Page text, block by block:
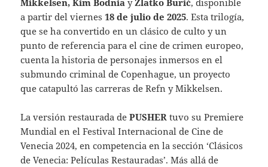
a partir del viernes 18 de julio de 2025. Esta trilogía,
que se ha convertido en un clásico de culto y un
punto de referencia para el cine de crimen europeo,
cuenta la historia de personajes inmersos en el
submundo criminal de Copenhague, un proyecto
que catapultó las carreras de Refn y Mikkelsen.
La versión restaurada dePUSHER tuvo su Premiere
Mundial en el Festival Internacional de Cine de
Venecia 2024, en competencia en la sección ‘Clásicos
de Venecia: Películas Restauradas’. Más allá de